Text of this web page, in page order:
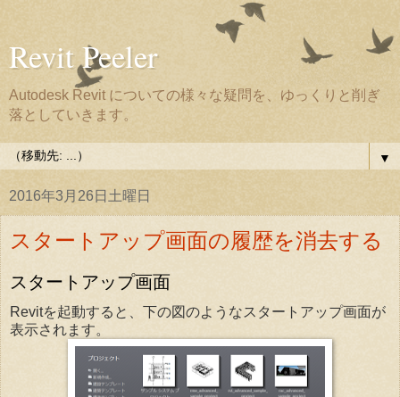
Revit Peeler
Autodesk Revit についての様々な疑問を、ゆっくりと削ぎ
落としていきます。
▼
2016年3月26日土曜日
スタートアップ画面の履歴を消去する
スタートアップ画面
Revitを起動すると、下の図のようなスタートアップ画面が
表示されます。